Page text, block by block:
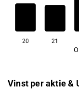
20 21
Vinst per aktie &